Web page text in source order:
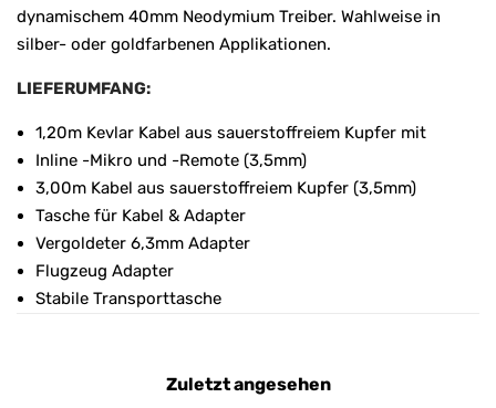
dynamischem 40mm Neodymium Treiber. Wahlweise in
silber- oder goldfarbenen Applikationen.
LIEFERUMFANG:
1,20m Kevlar Kabel aus sauerstoffreiem Kupfer mit
Inline -Mikro und -Remote (3,5mm)
3,00m Kabel aus sauerstoffreiem Kupfer (3,5mm)
Tasche für Kabel & Adapter
Vergoldeter 6,3mm Adapter
Flugzeug Adapter
Stabile Transporttasche
Zuletzt angesehen